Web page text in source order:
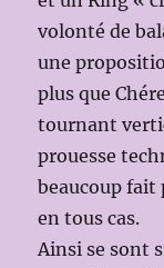
volonté de
une
plus que
tournant
prouesse
beaucoup fait
en tous cas.
Ainsi se sont